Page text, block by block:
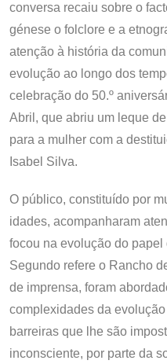
conversa recaiu sobre o
génese o folclore e a
atenção à história da
evolução ao longo dos
celebração do 50.º
Abril, que abriu um leque
para a mulher com a
Isabel Silva.
O público, constituído por
idades, acompanharam
focou na evolução do
Segundo refere o Rancho
de imprensa, foram
complexidades da
barreiras que lhe são
inconsciente, por parte da